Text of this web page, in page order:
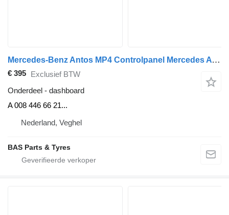
Mercedes-Benz Antos MP4 Controlpanel Mercedes A 008 446 66 21 dashboard voor vrachtwagen
€ 395 Exclusief BTW
Onderdeel - dashboard
A 008 446 66 21...
Nederland, Veghel
BAS Parts & Tyres